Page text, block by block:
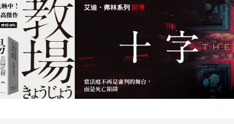
2047年台海戰爭，而故事裡幾個事件發生的地點
，新的事端又在此發生。過往的問題沒有好好清
人不得不去面對。《以下證言將被全面否認》不
得好好面對的現實。